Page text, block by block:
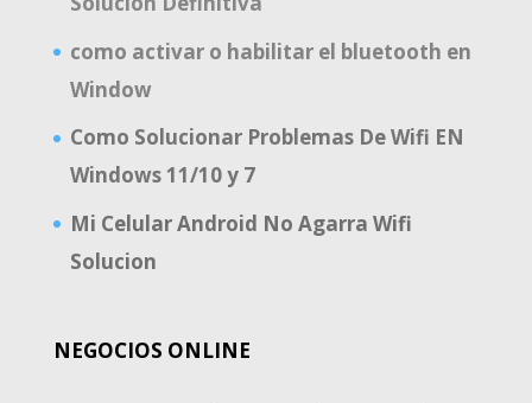
como activar o habilitar el bluetooth en
Window
Como Solucionar Problemas De Wifi EN
Windows 11/10 y 7
Mi Celular Android No Agarra Wifi
Solucion
NEGOCIOS ONLINE